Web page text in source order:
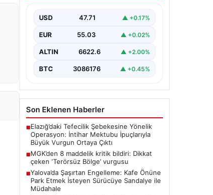
USD 47.71 ▲ +0.17%
EUR 55.03 ▲ +0.02%
ALTIN 6622.6 ▲ +2.00%
BTC 3086176 ▲ +0.45%
Son Eklenen Haberler
■Elazığ’daki Tefecilik Şebekesine Yönelik
Operasyon: İntihar Mektubu İpuçlarıyla
Büyük Vurgun Ortaya Çıktı
■MGK’den 8 maddelik kritik bildiri: Dikkat
çeken ‘Terörsüz Bölge’ vurgusu
■Yalova’da Şaşırtan Engelleme: Kafe Önüne
Park Etmek İsteyen Sürücüye Sandalye ile
Müdahale